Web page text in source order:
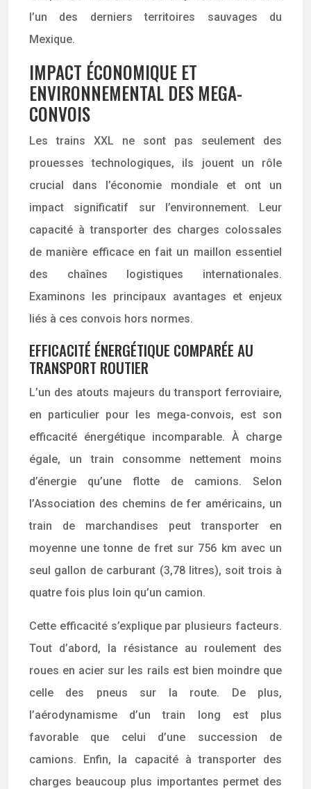
l’un des derniers territoires sauvages du
Mexique.
IMPACT ÉCONOMIQUE ET
ENVIRONNEMENTAL DES MEGA-
CONVOIS
Les trains XXL ne sont pas seulement des
prouesses technologiques, ils jouent un rôle
crucial dans l’économie mondiale et ont un
impact significatif sur l’environnement. Leur
capacité à transporter des charges colossales
de manière efficace en fait un maillon essentiel
des chaînes logistiques internationales.
Examinons les principaux avantages et enjeux
liés à ces convois hors normes.
EFFICACITÉ ÉNERGÉTIQUE COMPARÉE AU
TRANSPORT ROUTIER
L’un des atouts majeurs du transport ferroviaire,
en particulier pour les mega-convois, est son
efficacité énergétique incomparable. À charge
égale, un train consomme nettement moins
d’énergie qu’une flotte de camions. Selon
l’Association des chemins de fer américains, un
train de marchandises peut transporter en
moyenne une tonne de fret sur 756 km avec un
seul gallon de carburant (3,78 litres), soit trois à
quatre fois plus loin qu’un camion.
Cette efficacité s’explique par plusieurs facteurs.
Tout d’abord, la résistance au roulement des
roues en acier sur les rails est bien moindre que
celle des pneus sur la route. De plus,
l’aérodynamisme d’un train long est plus
favorable que celui d’une succession de
camions. Enfin, la capacité à transporter des
charges beaucoup plus importantes permet des